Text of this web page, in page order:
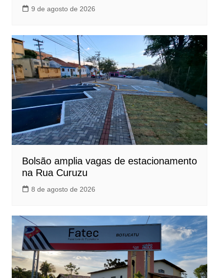
9 de agosto de 2026
Bolsão amplia vagas de estacionamento
na Rua Curuzu
8 de agosto de 2026